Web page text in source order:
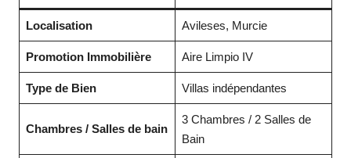
Localisation Avileses, Murcie
Promotion Immobilière Aire Limpio IV
Type de Bien Villas indépendantes
Chambres / Salles de bain
3 Chambres / 2 Salles de
Bain